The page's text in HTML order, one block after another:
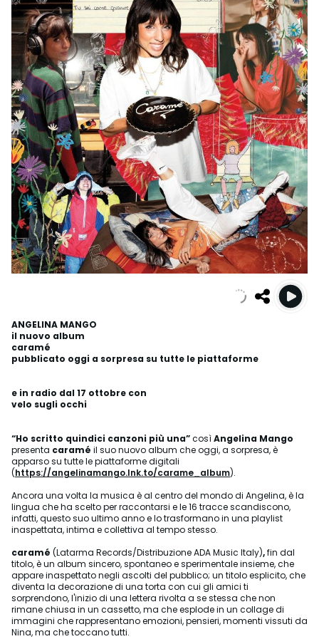
ANGELINA MANGO
il nuovo album
caramé
pubblicato oggi a sorpresa su tutte le piattaforme
e in radio dal 17 ottobre con
velo sugli occhi
“Ho scritto quindici canzoni più una”cosìAngelina Mango
presenta caramé il suo nuovo album che oggi, a sorpresa, è
apparso su tutte le piattaforme digitali
(https://angelinamango.lnk.to/carame_album).
Ancora una volta la musica è al centro del mondo di Angelina, è la
lingua che ha scelto per raccontarsi e le 16 tracce scandiscono,
infatti, questo suo ultimo anno e lo trasformano in una playlist
inaspettata, intima e collettiva al tempo stesso.
caramé (Latarma Records/Distribuzione ADA Music Italy),fin dal
titolo, è un album sincero, spontaneo e sperimentale insieme, che
appare inaspettato negli ascolti del pubblico; un titolo esplicito, che
diventa la decorazione di una torta con cui gli amici ti
sorprendono, l'inizio di una lettera rivolta a se stessa che non
rimane chiusa in un cassetto, ma che esplode in un collage di
immagini che rappresentano emozioni, pensieri, momenti vissuti da
Nina, ma che toccano tutti.